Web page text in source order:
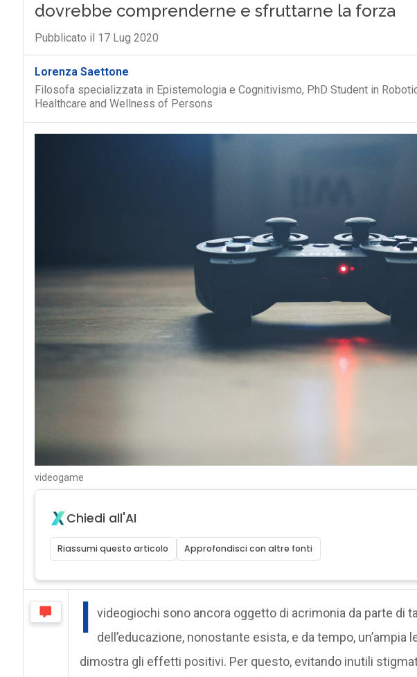
dovrebbe comprenderne e sfruttarne la forza
Pubblicato il 17 Lug 2020
Lorenza Saettone
Filosofa specializzata in Epistemologia e Cognitivismo, PhD Student in
Healthcare and Wellness of Persons
videogame
Chiedi all'AI
Riassumi questo articolo Approfondisci con altre fonti
I videogiochi sono ancora oggetto di acrimonia da parte di
dell’educazione, nonostante esista, e da tempo,
dimostra gli effetti positivi. Per questo, evitando inutili